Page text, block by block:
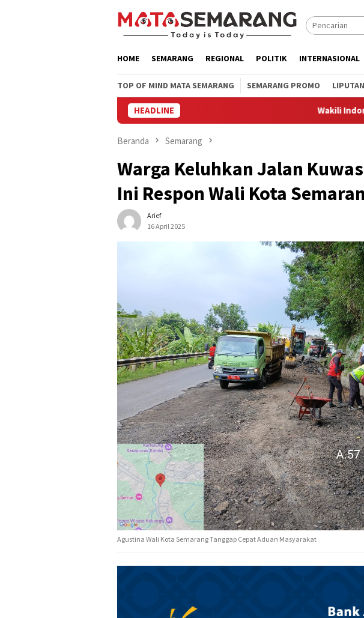
HOME SEMARANG REGIONAL POLITIK INTERNASIONAL
TOP OF MIND MATA SEMARANG SEMARANG PROMO
HEADLINE Wakili Indonesia, Empat
Beranda Semarang
Warga Keluhkan Jalan
Ini Respon Wali Kota
Arief
16 April 2025
Agustina Wali Kota Semarang Tanggap Cepat Aduan Masyarakat